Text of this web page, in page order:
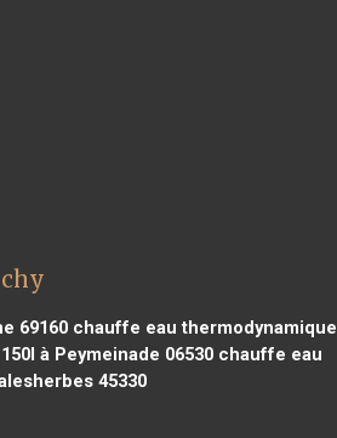
69160chauffe eau thermodynamique
à Peymeinade 06530 chauffe eau
45330